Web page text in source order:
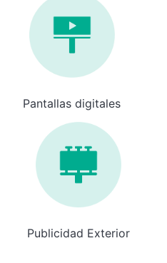
Pantallas digitales
Publicidad Exterior